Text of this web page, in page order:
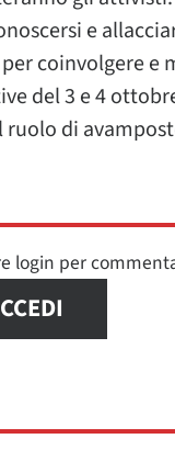
e
coinvolgere
del 3 e 4
di
login per